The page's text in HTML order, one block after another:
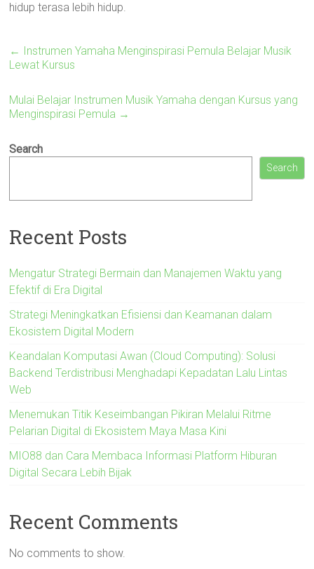
hidup terasa lebih hidup.
← Instrumen Yamaha Menginspirasi Pemula Belajar Musik
Lewat Kursus
Mulai Belajar Instrumen Musik Yamaha dengan Kursus yang
Menginspirasi Pemula →
Search
Search
Recent Posts
Mengatur Strategi Bermain dan Manajemen Waktu yang
Efektif di Era Digital
Strategi Meningkatkan Efisiensi dan Keamanan dalam
Ekosistem Digital Modern
Keandalan Komputasi Awan (Cloud Computing): Solusi
Backend Terdistribusi Menghadapi Kepadatan Lalu Lintas
Web
Menemukan Titik Keseimbangan Pikiran Melalui Ritme
Pelarian Digital di Ekosistem Maya Masa Kini
MIO88 dan Cara Membaca Informasi Platform Hiburan
Digital Secara Lebih Bijak
Recent Comments
No comments to show.